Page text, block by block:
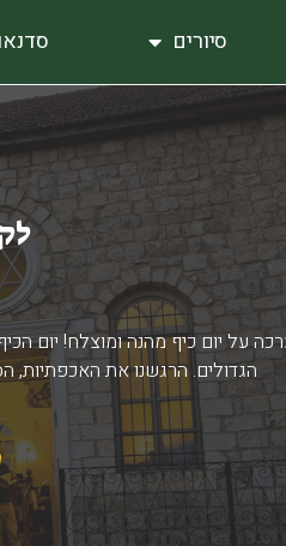
סיורים
על יום כיף מהנה ומוצלח!
הגדולים. הרגשנו את האכפתיות,